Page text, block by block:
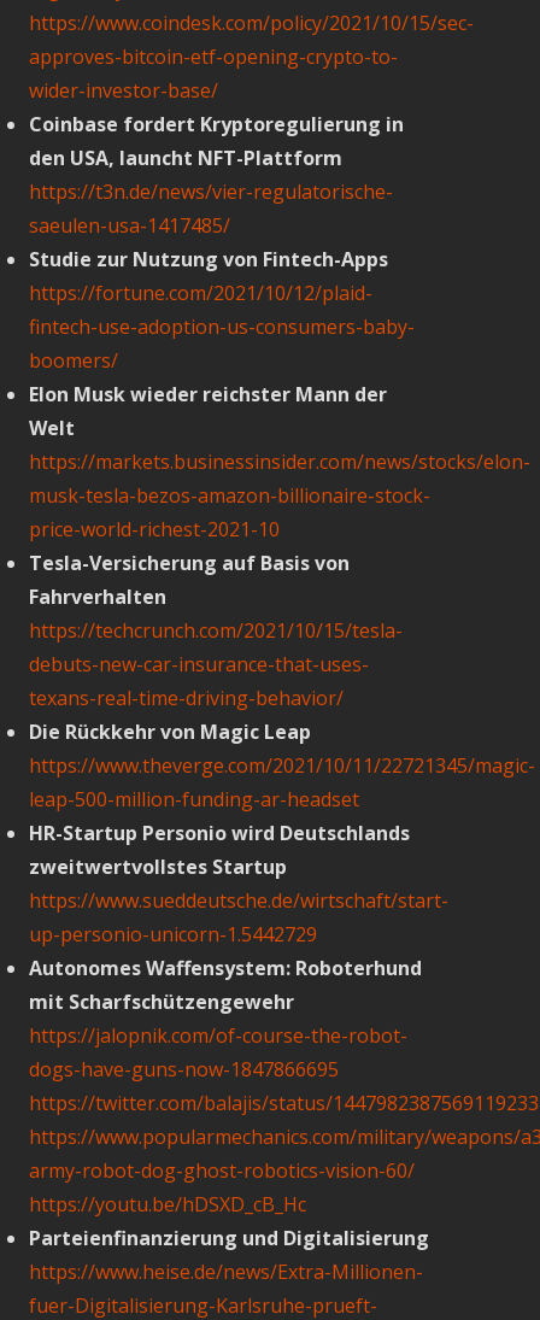
https://www.coindesk.com/policy/2021/10/15/sec-
approves-bitcoin-etf-opening-crypto-to-
wider-investor-base/
Coinbase fordert Kryptoregulierung in
den USA, launcht NFT-Plattform
https://t3n.de/news/vier-regulatorische-
saeulen-usa-1417485/
Studie zur Nutzung von Fintech-Apps
https://fortune.com/2021/10/12/plaid-
fintech-use-adoption-us-consumers-baby-
boomers/
Elon Musk wieder reichster Mann der
Welt
https://markets.businessinsider.com/news/stocks/elon-
musk-tesla-bezos-amazon-billionaire-stock-
price-world-richest-2021-10
Tesla-Versicherung auf Basis von
Fahrverhalten
https://techcrunch.com/2021/10/15/tesla-
debuts-new-car-insurance-that-uses-
texans-real-time-driving-behavior/
Die Rückkehr von Magic Leap
https://www.theverge.com/2021/10/11/22721345/magic-
leap-500-million-funding-ar-headset
HR-Startup Personio wird Deutschlands
zweitwertvollstes Startup
https://www.sueddeutsche.de/wirtschaft/start-
up-personio-unicorn-1.5442729
Autonomes Waffensystem: Roboterhund
mit Scharfschützengewehr
https://jalopnik.com/of-course-the-robot-
dogs-have-guns-now-1847866695
https://twitter.com/balajis/status/1447982387569119233
https://www.popularmechanics.com/military/weapons/
army-robot-dog-ghost-robotics-vision-60/
https://youtu.be/hDSXD_cB_Hc
Parteienfinanzierung und Digitalisierung
https://www.heise.de/news/Extra-Millionen-
fuer-Digitalisierung-Karlsruhe-prueft-